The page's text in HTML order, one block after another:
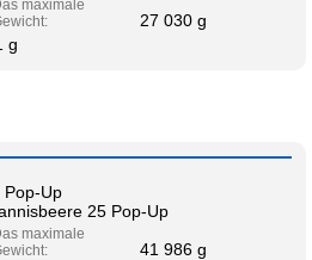
maximale
27 030 g
g
Pop-Up
25 Pop-Up
maximale
41 986 g